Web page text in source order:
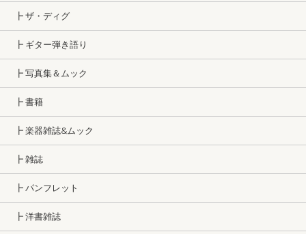
┣ ザ・ディグ
┣ ギター弾き語り
┣ 写真集＆ムック
┣ 書籍
┣ 楽器雑誌&ムック
┣ 雑誌
┣ パンフレット
┣ 洋書雑誌